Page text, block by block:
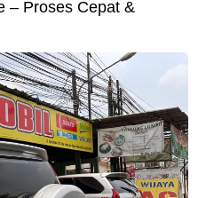
– Proses Cepat &